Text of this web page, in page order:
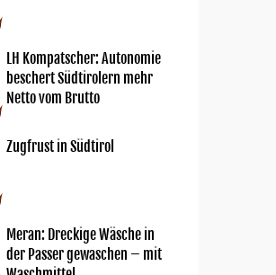
LH Kompatscher: Autonomie
beschert Südtirolern mehr
Netto vom Brutto
Zugfrust in Südtirol
Meran: Dreckige Wäsche in
der Passer gewaschen – mit